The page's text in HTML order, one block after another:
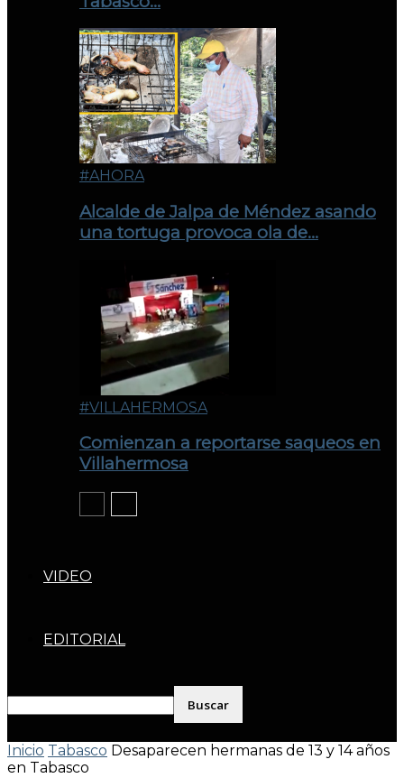
#AHORA
Alcalde de Jalpa de Méndez asando
una tortuga provoca ola de…
#VILLAHERMOSA
Comienzan a reportarse saqueos en
Villahermosa
VIDEO
EDITORIAL
Inicio Tabasco Desaparecen hermanas de 13 y 14 años
en Tabasco